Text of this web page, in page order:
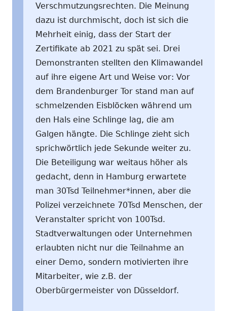
Verschmutzungsrechten. Die Meinung
dazu ist durchmischt, doch ist sich die
Mehrheit einig, dass der Start der
Zertifikate ab 2021 zu spät sei. Drei
Demonstranten stellten den Klimawandel
auf ihre eigene Art und Weise vor: Vor
dem Brandenburger Tor stand man auf
schmelzenden Eisblöcken während um
den Hals eine Schlinge lag, die am
Galgen hängte. Die Schlinge zieht sich
sprichwörtlich jede Sekunde weiter zu.
Die Beteiligung war weitaus höher als
gedacht, denn in Hamburg erwartete
man 30Tsd Teilnehmer*innen, aber die
Polizei verzeichnete 70Tsd Menschen, der
Veranstalter spricht von 100Tsd.
Stadtverwaltungen oder Unternehmen
erlaubten nicht nur die Teilnahme an
einer Demo, sondern motivierten ihre
Mitarbeiter, wie z.B. der
Oberbürgermeister von Düsseldorf.